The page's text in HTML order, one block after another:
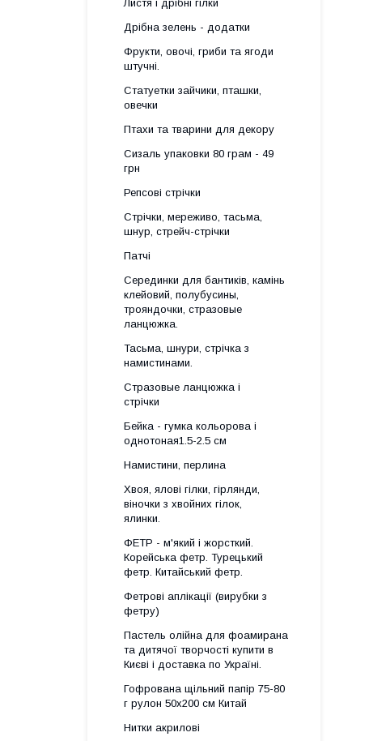
Листя і дрібні гілки
Дрібна зелень - додатки
Фрукти, овочі, гриби та ягоди
штучні.
Статуетки зайчики, пташки,
овечки
Птахи та тварини для декору
Сизаль упаковки 80 грам - 49
грн
Репсові стрічки
Стрічки, мереживо, тасьма,
шнур, стрейч-стрічки
Патчі
Серединки для бантиків, камінь
клейовий, полубусины,
трояндочки, стразовые
ланцюжка.
Тасьма, шнури, стрічка з
намистинами.
Стразовые ланцюжка і
стрічки
Бейка - гумка кольорова і
однотоная1.5-2.5 см
Намистини, перлина
Хвоя, ялові гілки, гірлянди,
віночки з хвойних гілок,
ялинки.
ФЕТР - м'який і жорсткий.
Корейська фетр. Турецький
фетр. Китайський фетр.
Фетрові аплікації (вирубки з
фетру)
Пастель олійна для фоамирана
та дитячої творчості купити в
Києві і доставка по Україні.
Гофрована щільний папір 75-80
г рулон 50х200 см Китай
Нитки акрилові